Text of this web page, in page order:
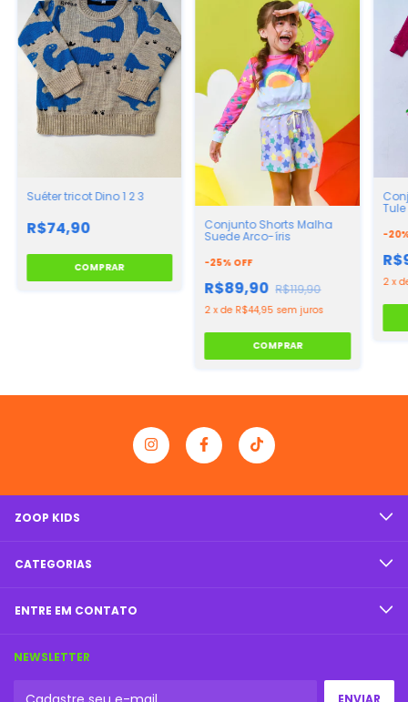
Suéter tricot Dino 1 2 3
R$74,90
COMPRAR
Conjunto Shorts Malha
Suede Arco-íris
-25% OFF
R$89,90 R$119,90
2 xde R$44,95 sem juros
COMPRAR
Tule
-20
2 x
ZOOP KIDS
CATEGORIAS
ENTRE EM CONTATO
NEWSLETTER